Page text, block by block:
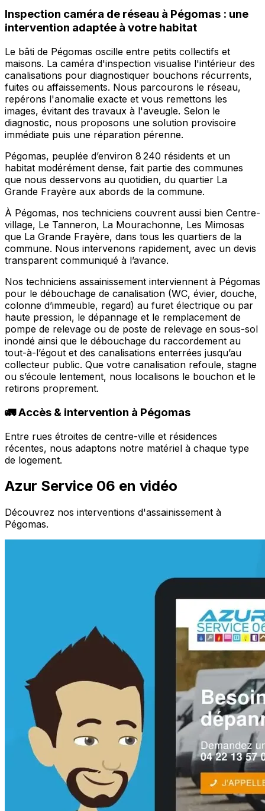
Inspection caméra de réseau à Pégomas : une
intervention adaptée à votre habitat
Le bâti de Pégomas oscille entre petits collectifs et
maisons. La caméra d'inspection visualise l'intérieur des
canalisations pour diagnostiquer bouchons récurrents,
fuites ou affaissements. Nous parcourons le réseau,
repérons l'anomalie exacte et vous remettons les
images, évitant des travaux à l'aveugle. Selon le
diagnostic, nous proposons une solution provisoire
immédiate puis une réparation pérenne.
Pégomas, peuplée d’environ 8 240 résidents et un
habitat modérément dense, fait partie des communes
que nous desservons au quotidien, du quartier La
Grande Frayère aux abords de la commune.
À Pégomas, nos techniciens couvrent aussi bien Centre-
village, Le Tanneron, La Mourachonne, Les Mimosas
que La Grande Frayère, dans tous les quartiers de la
commune. Nous intervenons rapidement, avec un devis
transparent communiqué à l’avance.
Nos techniciens assainissement interviennent à Pégomas
pour le débouchage de canalisation (WC, évier, douche,
colonne d’immeuble, regard) au furet électrique ou par
haute pression, le dépannage et le remplacement de
pompe de relevage ou de poste de relevage en sous-sol
inondé ainsi que le débouchage du raccordement au
tout-à-l’égout et des canalisations enterrées jusqu’au
collecteur public. Que votre canalisation refoule, stagne
ou s’écoule lentement, nous localisons le bouchon et le
retirons proprement.
🚛 Accès & intervention à Pégomas
Entre rues étroites de centre-ville et résidences
récentes, nous adaptons notre matériel à chaque type
de logement.
Azur Service 06 en vidéo
Découvrez nos interventions d'assainissement à
Pégomas.